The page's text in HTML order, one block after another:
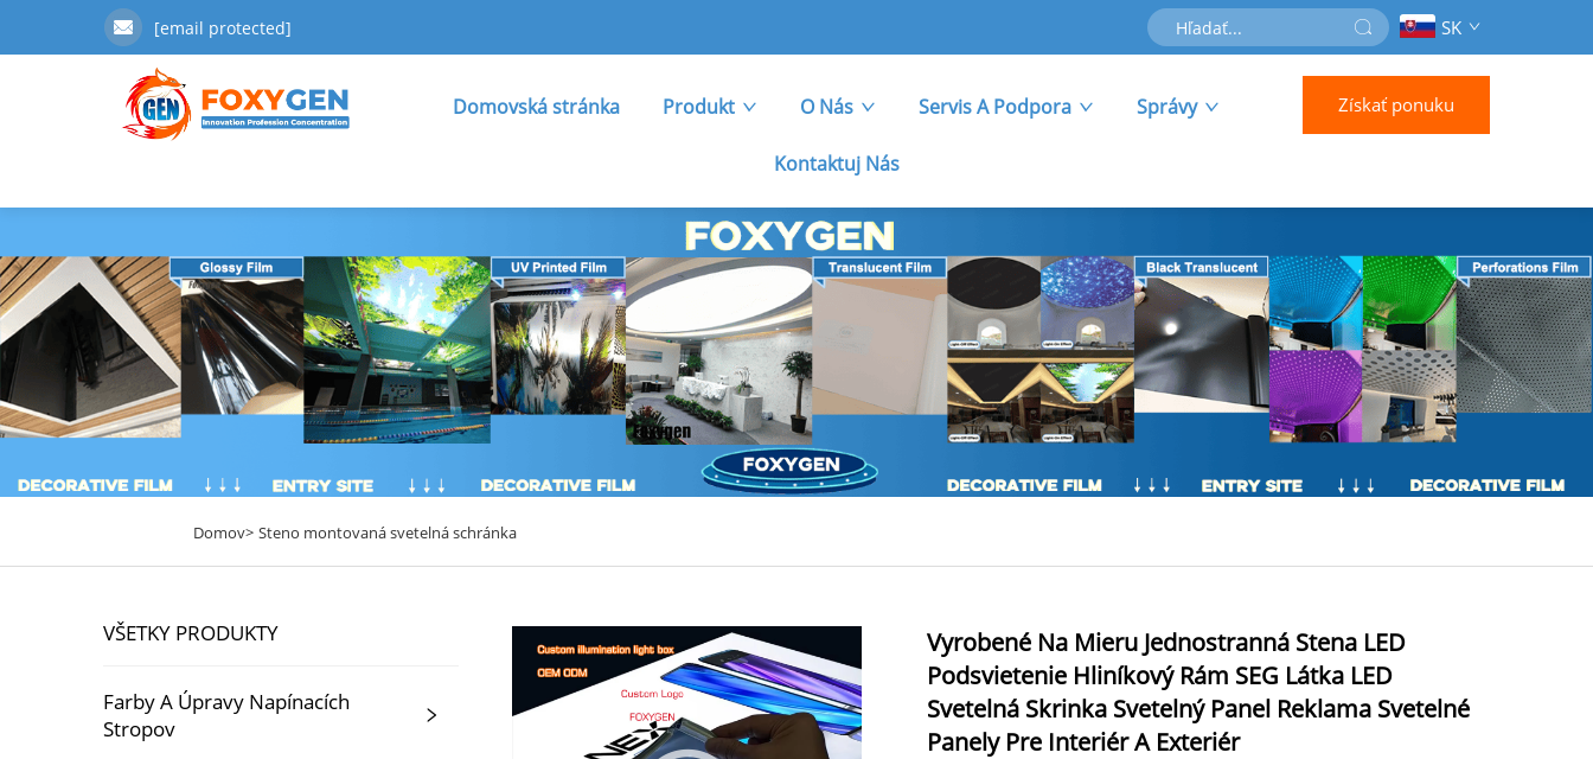
[email protected] SK
Domovská stránka Produkt O Nás Servis A Podpora Správy
Kontaktuj Nás
Získať ponuku
Domov> Steno montovaná svetelná schránka
VŠETKY PRODUKTY
Farby A Úpravy Napínacích
Stropov
Vyrobené Na Mieru Jednostranná Stena LED
Podsvietenie Hliníkový Rám SEG Látka LED
Svetelná Skrinka Svetelný Panel Reklama Svetelné
Panely Pre Interiér A Exteriér